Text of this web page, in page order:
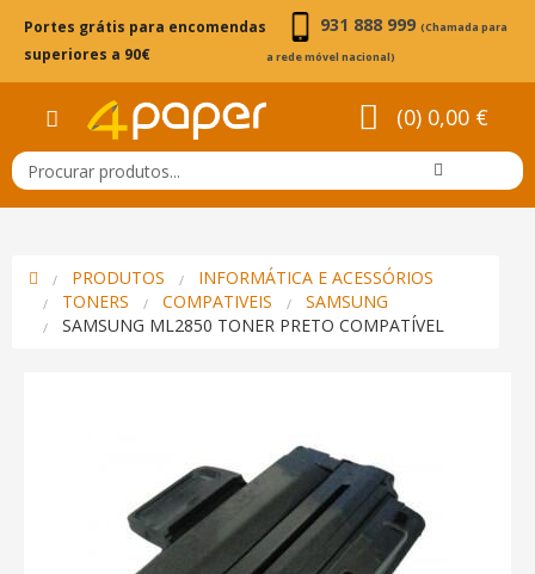
Portes grátis para encomendas
superiores a 90€
931 888 999 (Chamada para
a rede móvel nacional)
(0) 0,00 €
PRODUTOS
INFORMÁTICA E ACESSÓRIOS
TONERS
COMPATIVEIS
SAMSUNG
SAMSUNG ML2850 TONER PRETO COMPATÍVEL